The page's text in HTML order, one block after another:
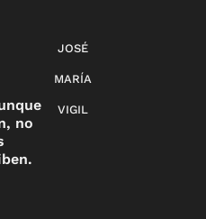
no
JOSÉ
MARÍA
VIGIL